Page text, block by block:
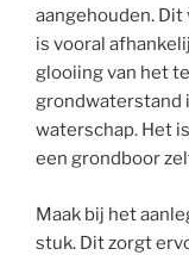
aangehouden.
is vooral
glooiing van het
grondwaterstand
waterschap. Het
een grondboor
Maak bij het
stuk. Dit zorgt